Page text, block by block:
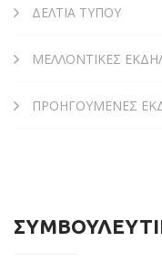
ΔΕΛΤΙΑ ΤΥΠΟΥ
ΜΕΛΛΟΝΤΙΚΕΣ
ΠΡΟΗΓΟΥΜΕΝΕΣ